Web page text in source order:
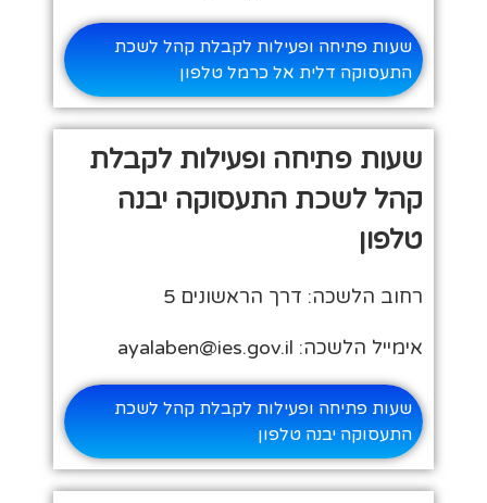
שעות פתיחה ופעילות לקבלת קהל לשכת
התעסוקה דלית אל כרמל טלפון
שעות פתיחה ופעילות לקבלת
קהל לשכת התעסוקה יבנה
טלפון
רחוב הלשכה: דרך הראשונים 5
אימייל הלשכה: ayalaben@ies.gov.il
שעות פתיחה ופעילות לקבלת קהל לשכת
התעסוקה יבנה טלפון